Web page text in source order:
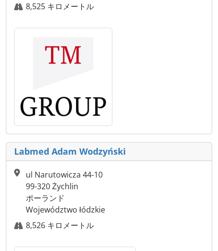
8,525 キロメートル
Labmed Adam Wodzyński
ul Narutowicza 44-10
99-320 Żychlin
ポーランド
Województwo łódzkie
8,526 キロメートル